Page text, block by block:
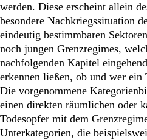
werden. Diese erscheint allein
besondere Nachkriegssituation
eindeutig bestimmbaren
noch jungen Grenzregimes,
nachfolgenden Kapitel
erkennen ließen, ob und wer ein
Die vorgenommene
einen direkten räumlichen oder
Todesopfer mit dem
Unterkategorien, die